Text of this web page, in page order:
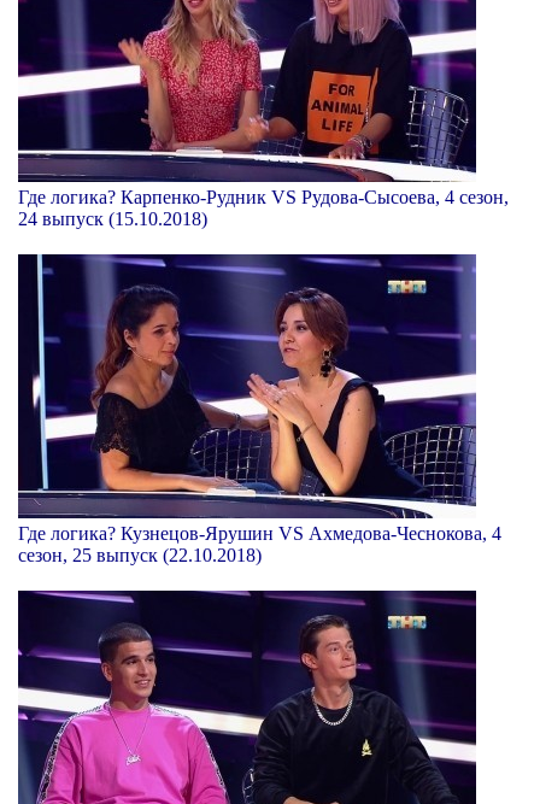
Где логика? Карпенко-Рудник VS Рудова-Сысоева, 4 сезон,
24 выпуск (15.10.2018)
Где логика? Кузнецов-Ярушин VS Ахмедова-Чеснокова, 4
сезон, 25 выпуск (22.10.2018)